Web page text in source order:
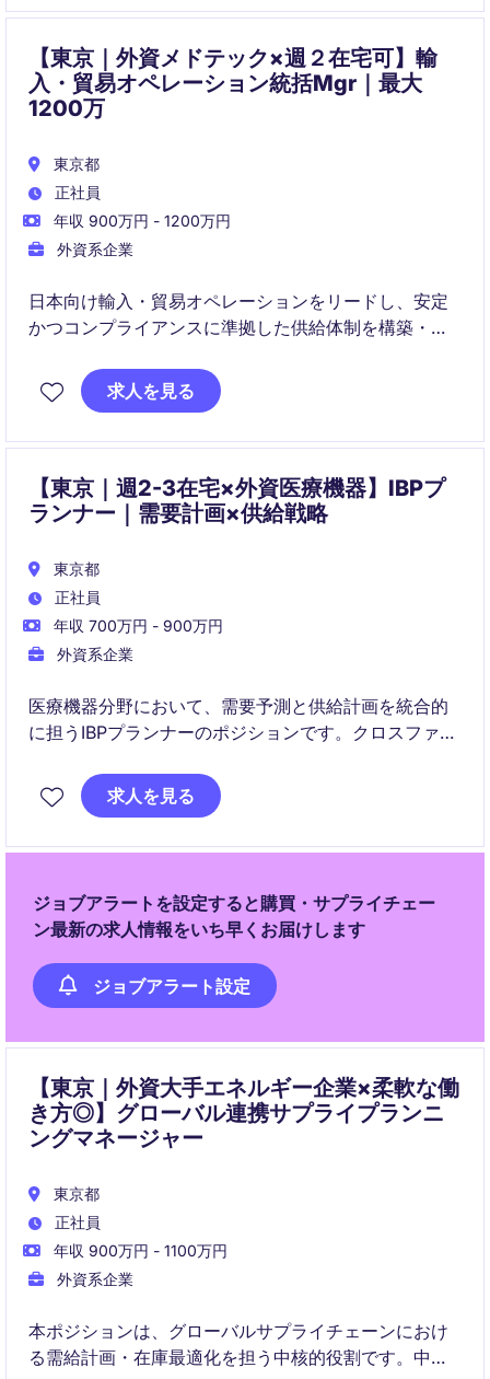
【東京｜外資メドテック×週２在宅可】輸
入・貿易オペレーション統括Mgr｜最大
1200万
東京都
正社員
年収 900万円 - 1200万円
外資系企業
日本向け輸入・貿易オペレーションをリードし、安定
かつコンプライアンスに準拠した供給体制を構築・運
携し、コスト最適化・KPI改善・新製品導入を推進する
ポジションです。
求人を見る
【東京｜週2-3在宅×外資医療機器】IBPプ
ランナー｜需要計画×供給戦略
東京都
正社員
年収 700万円 - 900万円
外資系企業
医療機器分野において、需要予測と供給計画を統合的
に担うIBPプランナーのポジションです。クロスファン
在庫管理を実現いただきます。
求人を見る
ジョブアラートを設定すると購買・サプライチェー
ン最新の求人情報をいち早くお届けします
ジョブアラート設定
【東京｜外資大手エネルギー企業×柔軟な働
き方◎】グローバル連携サプライプランニ
ングマネージャー
東京都
正社員
年収 900万円 - 1100万円
外資系企業
本ポジションは、グローバルサプライチェーンにおけ
る需給計画・在庫最適化を担う中核的役割です。中長